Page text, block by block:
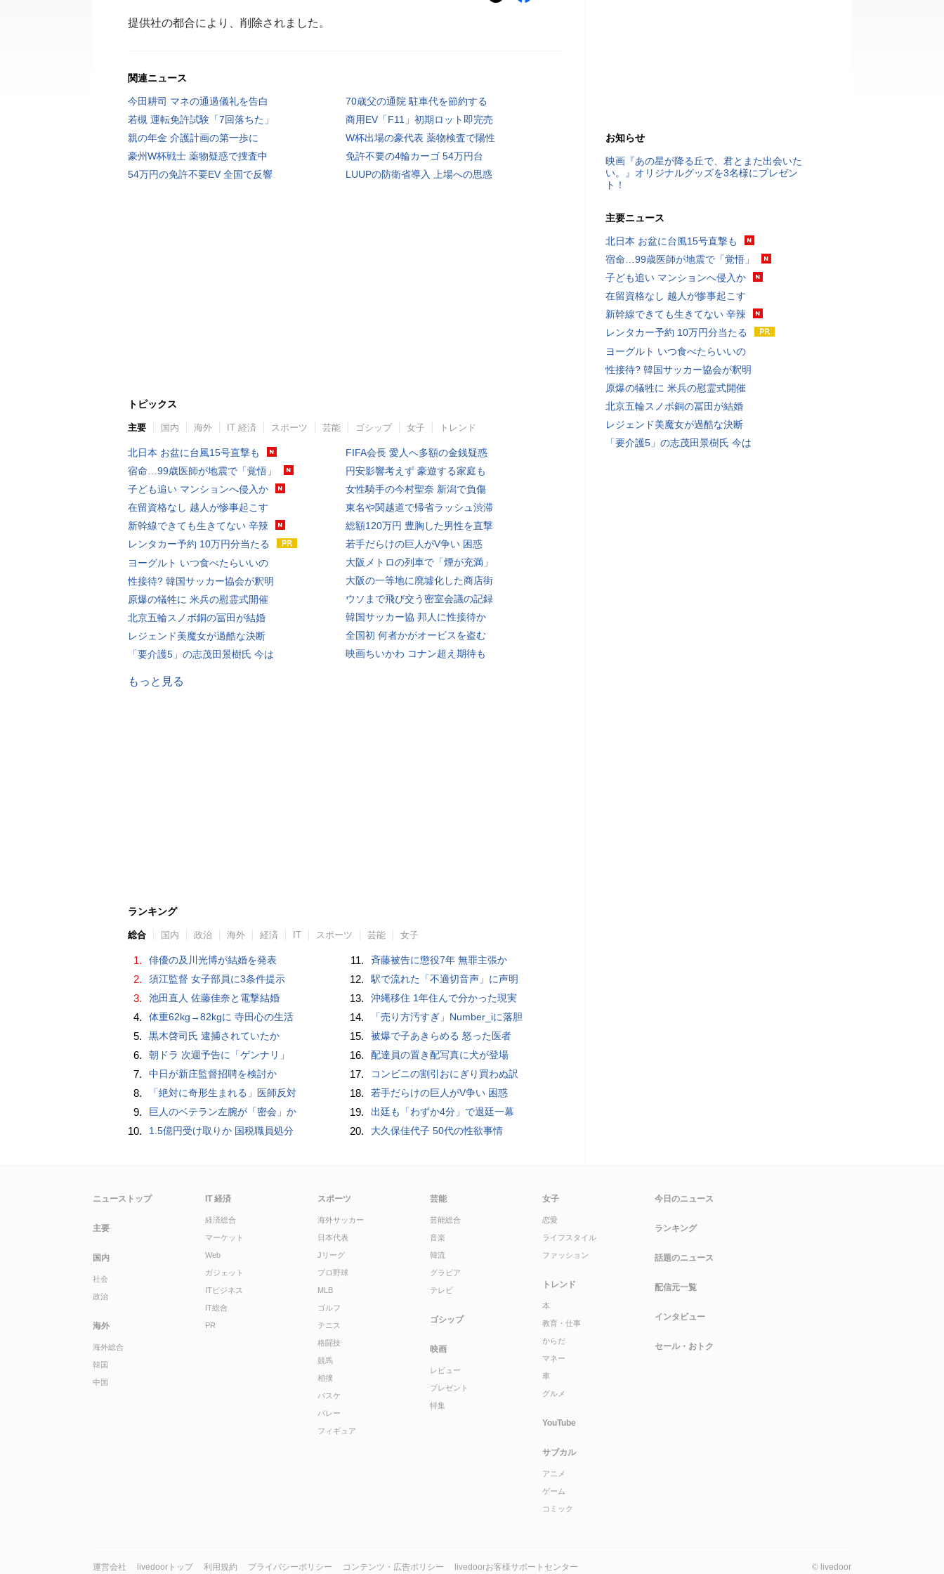
提供社の都合により、削除されました。
関連ニュース
今田耕司 マネの通過儀礼を告白
70歳父の通院 駐車代を節約する
若槻 運転免許試験「7回落ちた」
商用EV「F11」初期ロット即完売
親の年金 介護計画の第一歩に
W杯出場の豪代表 薬物検査で陽性
豪州W杯戦士 薬物疑惑で捜査中
免許不要の4輪カーゴ 54万円台
54万円の免許不要EV 全国で反響
LUUPの防衛省導入 上場への思惑
トピックス
主要 国内 海外 IT 経済 スポーツ 芸能 ゴシップ 女子 トレンド
北日本 お盆に台風15号直撃も
宿命…99歳医師が地震で「覚悟」
子ども追い マンションへ侵入か
在留資格なし 越人が惨事起こす
新幹線できても生きてない 辛辣
レンタカー予約 10万円分当たる
ヨーグルト いつ食べたらいいの
性接待? 韓国サッカー協会が釈明
原爆の犠牲に 米兵の慰霊式開催
北京五輪スノボ銅の冨田が結婚
レジェンド美魔女が過酷な決断
「要介護5」の志茂田景樹氏 今は
FIFA会長 愛人へ多額の金銭疑惑
円安影響考えず 豪遊する家庭も
女性騎手の今村聖奈 新潟で負傷
東名や関越道で帰省ラッシュ渋滞
総額120万円 豊胸した男性を直撃
若手だらけの巨人がV争い 困惑
大阪メトロの列車で「煙が充満」
大阪の一等地に廃墟化した商店街
ウソまで飛び交う密室会議の記録
韓国サッカー協 邦人に性接待か
全国初 何者かがオービスを盗む
映画ちいかわ コナン超え期待も
もっと見る
ランキング
総合 国内 政治 海外 経済 IT スポーツ 芸能 女子
1. 俳優の及川光博が結婚を発表
2. 須江監督 女子部員に3条件提示
3. 池田直人 佐藤佳奈と電撃結婚
4. 体重62kg→82kgに 寺田心の生活
5. 黒木啓司氏 逮捕されていたか
6. 朝ドラ 次週予告に「ゲンナリ」
7. 中日が新庄監督招聘を検討か
8. 「絶対に奇形生まれる」医師反対
9. 巨人のベテラン左腕が「密会」か
10. 1.5億円受け取りか 国税職員処分
11. 斉藤被告に懲役7年 無罪主張か
12. 駅で流れた「不適切音声」に声明
13. 沖縄移住 1年住んで分かった現実
14. 「売り方汚すぎ」Number_iに落胆
15. 被爆で子あきらめる 怒った医者
16. 配達員の置き配写真に犬が登場
17. コンビニの割引おにぎり買わぬ訳
18. 若手だらけの巨人がV争い 困惑
19. 出廷も「わずか4分」で退廷一幕
20. 大久保佳代子 50代の性欲事情
お知らせ
映画『あの星が降る丘で、君とまた出会いた
い。』オリジナルグッズを3名様にプレゼン
ト！
主要ニュース
北日本 お盆に台風15号直撃も
宿命…99歳医師が地震で「覚悟」
子ども追い マンションへ侵入か
在留資格なし 越人が惨事起こす
新幹線できても生きてない 辛辣
レンタカー予約 10万円分当たる
ヨーグルト いつ食べたらいいの
性接待? 韓国サッカー協会が釈明
原爆の犠牲に 米兵の慰霊式開催
北京五輪スノボ銅の冨田が結婚
レジェンド美魔女が過酷な決断
「要介護5」の志茂田景樹氏 今は
ニューストップ
主要
国内
社会
政治
海外
海外総合
韓国
中国
IT 経済
経済総合
マーケット
Web
ガジェット
ITビジネス
IT総合
PR
スポーツ
海外サッカー
日本代表
Jリーグ
プロ野球
MLB
ゴルフ
テニス
格闘技
競馬
相撲
バスケ
バレー
フィギュア
芸能
芸能総合
音楽
韓流
グラビア
テレビ
ゴシップ
映画
レビュー
プレゼント
特集
女子
恋愛
ライフスタイル
ファッション
トレンド
本
教育・仕事
からだ
マネー
車
グルメ
YouTube
サブカル
アニメ
ゲーム
コミック
今日のニュース
ランキング
話題のニュース
配信元一覧
インタビュー
セール・おトク
運営会社 livedoorトップ 利用規約 プライバシーポリシー コンテンツ・広告ポリシー livedoorお客様サポートセンター © livedoor